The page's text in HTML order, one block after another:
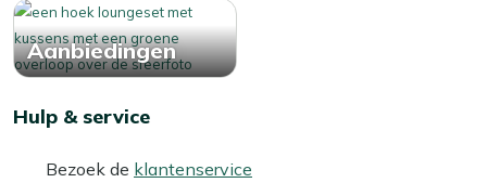
Aanbiedingen
Hulp & service
Bezoek de klantenservice